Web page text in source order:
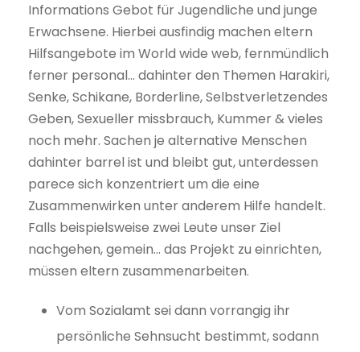
Informations Gebot für Jugendliche und junge
Erwachsene. Hierbei ausfindig machen eltern
Hilfsangebote im World wide web, fernmündlich
ferner personal… dahinter den Themen Harakiri,
Senke, Schikane, Borderline, Selbstverletzendes
Geben, Sexueller missbrauch, Kummer & vieles
noch mehr. Sachen je alternative Menschen
dahinter barrel ist und bleibt gut, unterdessen
parece sich konzentriert um die eine
Zusammenwirken unter anderem Hilfe handelt.
Falls beispielsweise zwei Leute unser Ziel
nachgehen, gemein… das Projekt zu einrichten,
müssen eltern zusammenarbeiten.
Vom Sozialamt sei dann vorrangig ihr
persönliche Sehnsucht bestimmt, sodann